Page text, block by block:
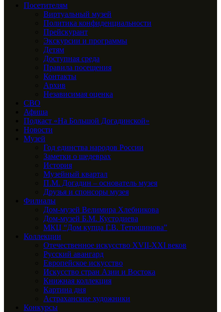
Посетителям
Виртуальный музей
Политика конфиденциальности
Прейскурант
Экскурсии и программы
Детям
Доступная среда
Правила посещения
Контакты
Архив
Независимая оценка
СВО
Афиша
Подкаст «На Большой Догадинской»
Новости
Музей
Год единства народов России
Заметки о шедеврах
История
Музейный квартал
П.М. Догадин – основатель музея
Друзья и спонсоры музея
Филиалы
Дом-музей Велимира Хлебникова
Дом-музей Б.М. Кустодиева
МКЦ “Дом купца Г.В. Тетюшинова”
Коллекции
Отечественное искусство XVII-XXI веков
Русский авангард
Европейское искусство
Искусство стран Азии и Востока
Книжная коллекция
Картина дня
Астраханские художники
Конкурсы